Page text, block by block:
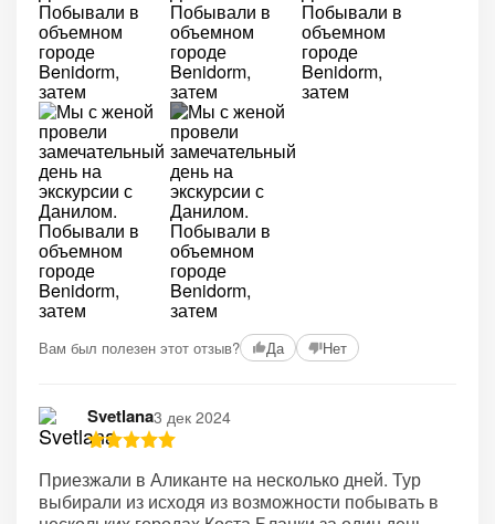
Вам был полезен этот отзыв? Да Нет
Svetlana3 дек 2024
Приезжали в Аликанте на несколько дней. Тур
выбирали из исходя из возможности побывать в